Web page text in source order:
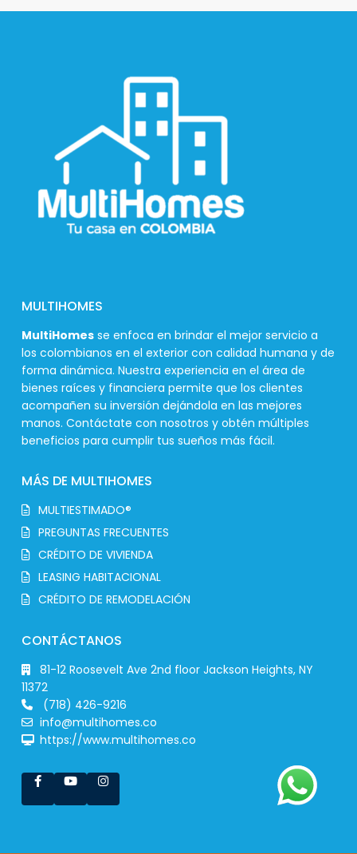
MULTIHOMES
MultiHomes se enfoca en brindar el mejor servicio a
los colombianos en el exterior con calidad humana y de
forma dinámica. Nuestra experiencia en el área de
bienes raíces y financiera permite que los clientes
acompañen su inversión dejándola en las mejores
manos. Contáctate con nosotros y obtén múltiples
beneficios para cumplir tus sueños más fácil.
MÁS DE MULTIHOMES
MULTIESTIMADO®
PREGUNTAS FRECUENTES
CRÉDITO DE VIVIENDA
LEASING HABITACIONAL
CRÉDITO DE REMODELACIÓN
CONTÁCTANOS
81-12 Roosevelt Ave 2nd floor Jackson Heights, NY
11372
(718) 426-9216
info@multihomes.co
https://www.multihomes.co